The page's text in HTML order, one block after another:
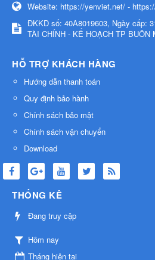
Website: https://yenviet.net/ -
ĐKKD số: 40A8019603, Ngày cấp:
TÀI CHÍNH - KẾ HOẠCH TP BUÔN
HỖ TRỢ KHÁCH HÀNG
Hướng dẫn thanh toán
Quy định bảo hành
Chính sách bảo mật
Chính sách vận chuyển
Download
THỐNG KÊ
Đang truy cập
Hôm nay
Tháng hiện tại